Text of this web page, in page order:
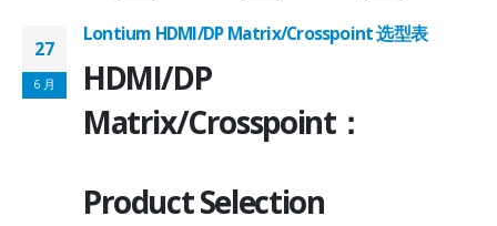
27
6 月
Lontium HDMI/DP Matrix/Crosspoint 选型表
HDMI/DP
Matrix/Crosspoint：
Product Selection